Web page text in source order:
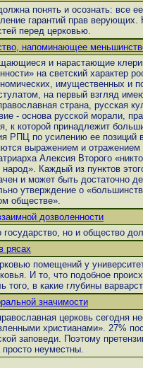
понять и осознать: все
гарантий прав
перед церковью.
напоминающее
и нарастающие
на светский характер
имущественных и
на первый взгляд
страна, русская
- основа русской морали,
к которой принадлежит
РПЦ по усилению ее позиций
выражением и
Алексия Второго
народ». Каждый из пунктов
и может быть достаточно
утверждение о
обществе».
дозволенности
государство, но и общество
рясах
помещений у
И то, что подобное
того, в какие глубины
значимости
церковь сегодня
христианами». 27%
заповеди. Поэтому
неуместны.